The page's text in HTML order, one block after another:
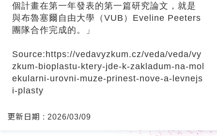
個計畫在第一年發表的第一篇研究論文，就是
與布魯塞爾自由大學（VUB）Eveline Peeters
團隊合作完成的。」
Source:https://vedavyzkum.cz/veda/veda/vy
zkum-bioplastu-ktery-jde-k-zakladum-na-mol
ekularni-urovni-muze-prinest-nove-a-levnejs
i-plasty
更新日期 : 2026/03/09